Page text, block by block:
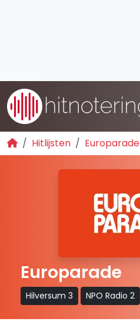
Hitlijsten Europarade
Europarade
Hilversum 3 NPO Radio 2